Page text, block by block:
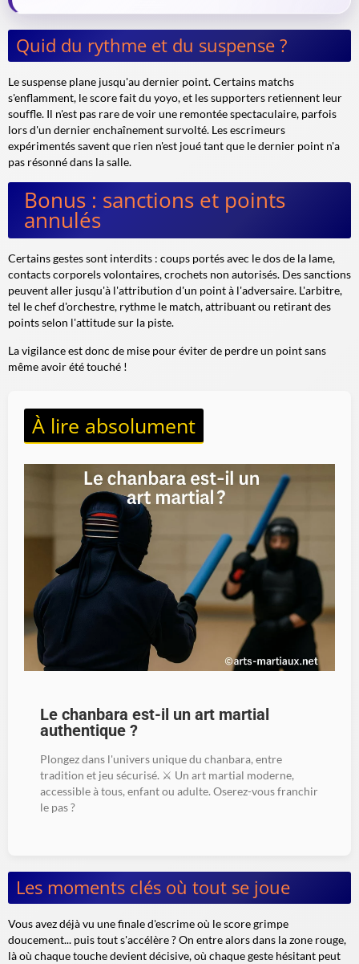
Quid du rythme et du suspense ?
Le suspense plane jusqu'au dernier point. Certains matchs
s'enflamment, le score fait du yoyo, et les supporters retiennent leur
souffle. Il n'est pas rare de voir une remontée spectaculaire, parfois
lors d'un dernier enchaînement survolté. Les escrimeurs
expérimentés savent que rien n'est joué tant que le dernier point n'a
pas résonné dans la salle.
Bonus : sanctions et points
annulés
Certains gestes sont interdits : coups portés avec le dos de la lame,
contacts corporels volontaires, crochets non autorisés. Des sanctions
peuvent aller jusqu'à l'attribution d'un point à l'adversaire. L'arbitre,
tel le chef d'orchestre, rythme le match, attribuant ou retirant des
points selon l'attitude sur la piste.
La vigilance est donc de mise pour éviter de perdre un point sans
même avoir été touché !
À lire absolument
Le chanbara est-il un art martial
authentique ?
Plongez dans l'univers unique du chanbara, entre
tradition et jeu sécurisé. ⚔️ Un art martial moderne,
accessible à tous, enfant ou adulte. Oserez-vous franchir
le pas ?
Les moments clés où tout se joue
Vous avez déjà vu une finale d'escrime où le score grimpe
doucement... puis tout s'accélère ? On entre alors dans la zone rouge,
là où chaque touche devient décisive, où chaque geste hésitant peut